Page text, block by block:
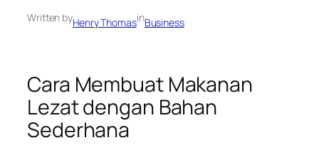
Written byHenry ThomasinBusiness
Cara Membuat Makanan
Lezat dengan Bahan
Sederhana